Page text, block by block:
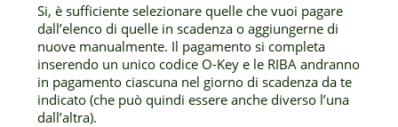
Si, è sufficiente selezionare quelle che vuoi pagare
dall’elenco di quelle in scadenza o aggiungerne di
nuove manualmente. Il pagamento si completa
inserendo un unico codice O-Key e le RIBA andranno
in pagamento ciascuna nel giorno di scadenza da te
indicato (che può quindi essere anche diverso l’una
dall’altra).